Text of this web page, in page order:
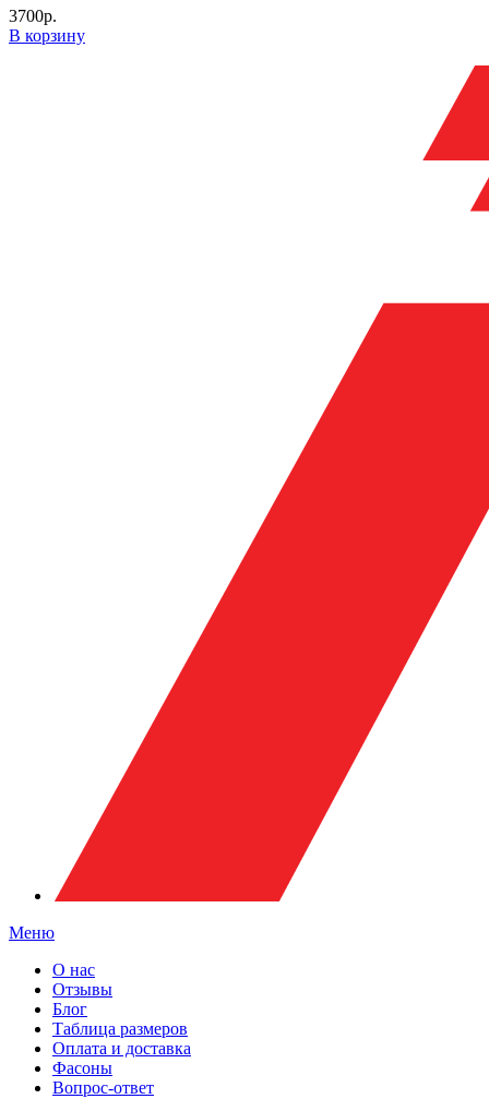
3700р.
В корзину
Меню
О нас
Отзывы
Блог
Таблица размеров
Оплата и доставка
Фасоны
Вопрос-ответ